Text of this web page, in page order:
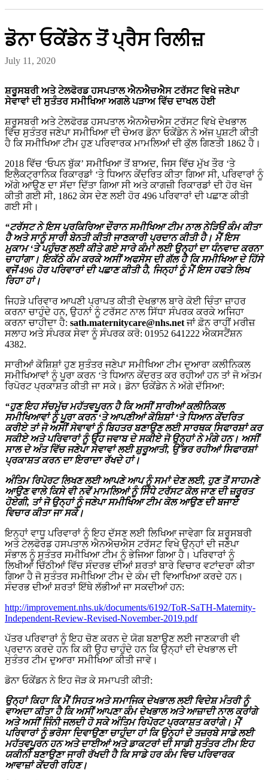
ਡੋਨਾ ਓਕੇਂਡੇਨ ਤੋਂ ਪ੍ਰੈਸ ਰਿਲੀਜ਼
July 11, 2020
ਸ਼ਰੂਸਬਰੀ ਅਤੇ ਟੇਲਫੋਰਡ ਹਸਪਤਾਲ ਐਨਐਚਐਸ ਟਰੱਸਟ ਵਿਖੇ ਜਣੇਪਾ
ਸੇਵਾਵਾਂ ਦੀ ਸੁਤੰਤਰ ਸਮੀਖਿਆ ਅਗਲੇ ਪੜਾਅ ਵਿੱਚ ਦਾਖਲ ਹੋਈ
ਸ਼ਰੂਸਬਰੀ ਅਤੇ ਟੇਲਫੋਰਡ ਹਸਪਤਾਲ ਐਨਐਚਐਸ ਟਰੱਸਟ ਵਿਖੇ ਦੇਖਭਾਲ
ਵਿੱਚ ਸੁਤੰਤਰ ਜਣੇਪਾ ਸਮੀਖਿਆ ਦੀ ਚੇਅਰ ਡੋਨਾ ਓਕੇਂਡੇਨ ਨੇ ਅੱਜ ਪੁਸ਼ਟੀ ਕੀਤੀ
ਹੈ ਕਿ ਸਮੀਖਿਆ ਟੀਮ ਹੁਣ ਪਰਿਵਾਰਕ ਮਾਮਲਿਆਂ ਦੀ ਕੁੱਲ ਗਿਣਤੀ 1862 ਹੈ।
2018 ਵਿੱਚ ‘ਓਪਨ ਬੁੱਕ’ ਸਮੀਖਿਆ ਤੋਂ ਬਾਅਦ, ਜਿਸ ਵਿੱਚ ਮੁੱਖ ਤੌਰ ‘ਤੇ
ਇਲੈਕਟ੍ਰਾਨਿਕ ਰਿਕਾਰਡਾਂ ‘ਤੇ ਧਿਆਨ ਕੇਂਦਰਿਤ ਕੀਤਾ ਗਿਆ ਸੀ, ਪਰਿਵਾਰਾਂ ਨੂੰ
ਅੱਗੇ ਆਉਣ ਦਾ ਸੱਦਾ ਦਿੱਤਾ ਗਿਆ ਸੀ ਅਤੇ ਕਾਗਜ਼ੀ ਰਿਕਾਰਡਾਂ ਦੀ ਹੋਰ ਖੋਜ
ਕੀਤੀ ਗਈ ਸੀ, 1862 ਕੇਸ ਦੇਣ ਲਈ ਹੋਰ 496 ਪਰਿਵਾਰਾਂ ਦੀ ਪਛਾਣ ਕੀਤੀ
ਗਈ ਸੀ।
“ਟਰੱਸਟ ਨੇ ਇਸ ਪ੍ਰਕਿਰਿਆ ਦੌਰਾਨ ਸਮੀਖਿਆ ਟੀਮ ਨਾਲ ਨੇੜਿਓਂ ਕੰਮ ਕੀਤਾ
ਹੈ ਅਤੇ ਸਾਨੂੰ ਸਾਰੀ ਬੇਨਤੀ ਕੀਤੀ ਜਾਣਕਾਰੀ ਪ੍ਰਦਾਨ ਕੀਤੀ ਹੈ। ਮੈਂ ਇਸ
ਮੁਕਾਮ ‘ਤੇ ਪਹੁੰਚਣ ਲਈ ਕੀਤੇ ਗਏ ਸਾਰੇ ਕੰਮਾਂ ਲਈ ਉਨ੍ਹਾਂ ਦਾ ਧੰਨਵਾਦ ਕਰਨਾ
ਚਾਹਾਂਗਾ। ਇਕੱਠੇ ਕੰਮ ਕਰਕੇ ਅਸੀਂਅਫਸੋਸ ਦੀ ਗੱਲ ਹੈ ਕਿ ਸਮੀਖਿਆ ਦੇ ਹਿੱਸੇ
ਵਜੋਂ 496 ਹੋਰ ਪਰਿਵਾਰਾਂ ਦੀ ਪਛਾਣ ਕੀਤੀ ਹੈ, ਜਿਨ੍ਹਾਂ ਨੂੰ ਮੈਂ ਇਸ ਹਫਤੇ ਲਿਖ
ਰਿਹਾ ਹਾਂ।
ਜਿਹੜੇ ਪਰਿਵਾਰ ਆਪਣੀ ਪ੍ਰਾਪਤ ਕੀਤੀ ਦੇਖਭਾਲ ਬਾਰੇ ਕੋਈ ਚਿੰਤਾ ਜ਼ਾਹਰ
ਕਰਨਾ ਚਾਹੁੰਦੇ ਹਨ, ਉਹਨਾਂ ਨੂੰ ਟਰੱਸਟ ਨਾਲ ਸਿੱਧਾ ਸੰਪਰਕ ਕਰਕੇ ਅਜਿਹਾ
ਕਰਨਾ ਚਾਹੀਦਾ ਹੈ: sath.maternitycare@nhs.net ਜਾਂ ਫ਼ੋਨ ਰਾਹੀਂ ਮਰੀਜ਼
ਸਲਾਹ ਅਤੇ ਸੰਪਰਕ ਸੇਵਾ ਨੂੰ ਸੰਪਰਕ ਕਰੋ: 01952 641222 ਐਕਸਟੈਂਸ਼ਨ
4382.
ਸਾਰੀਆਂ ਕੋਸ਼ਿਸ਼ਾਂ ਹੁਣ ਸੁਤੰਤਰ ਜਣੇਪਾ ਸਮੀਖਿਆ ਟੀਮ ਦੁਆਰਾ ਕਲੀਨਿਕਲ
ਸਮੀਖਿਆਵਾਂ ਨੂੰ ਪੂਰਾ ਕਰਨ ‘ਤੇ ਧਿਆਨ ਕੇਂਦਰਤ ਕਰ ਰਹੀਆਂ ਹਨ ਤਾਂ ਜੋ ਅੰਤਮ
ਰਿਪੋਰਟ ਪ੍ਰਕਾਸ਼ਤ ਕੀਤੀ ਜਾ ਸਕੇ। ਡੋਨਾ ਓਕੇਂਡੇਨ ਨੇ ਅੱਗੇ ਦੱਸਿਆ:
“ਹੁਣ ਇਹ ਸੱਚਮੁੱਚ ਮਹੱਤਵਪੂਰਨ ਹੈ ਕਿ ਅਸੀਂ ਸਾਰੀਆਂ ਕਲੀਨਿਕਲ
ਸਮੀਖਿਆਵਾਂ ਨੂੰ ਪੂਰਾ ਕਰਨ ‘ਤੇ ਆਪਣੀਆਂ ਕੋਸ਼ਿਸ਼ਾਂ ‘ਤੇ ਧਿਆਨ ਕੇਂਦਰਿਤ
ਕਰੀਏ ਤਾਂ ਜੋ ਅਸੀਂ ਸੇਵਾਵਾਂ ਨੂੰ ਬਿਹਤਰ ਬਣਾਉਣ ਲਈ ਸਾਰਥਕ ਸਿਫਾਰਸ਼ਾਂ ਕਰ
ਸਕੀਏ ਅਤੇ ਪਰਿਵਾਰਾਂ ਨੂੰ ਉਹ ਜਵਾਬ ਦੇ ਸਕੀਏ ਜੋ ਉਨ੍ਹਾਂ ਨੇ ਮੰਗੇ ਹਨ। ਅਸੀਂ
ਸਾਲ ਦੇ ਅੰਤ ਵਿੱਚ ਜਣੇਪਾ ਸੇਵਾਵਾਂ ਲਈ ਸ਼ੁਰੂਆਤੀ, ਉੱਭਰ ਰਹੀਆਂ ਸਿਫਾਰਸ਼ਾਂ
ਪ੍ਰਕਾਸ਼ਤ ਕਰਨ ਦਾ ਇਰਾਦਾ ਰੱਖਦੇ ਹਾਂ।
ਅੰਤਿਮ ਰਿਪੋਰਟ ਲਿਖਣ ਲਈ ਆਪਣੇ ਆਪ ਨੂੰ ਸਮਾਂ ਦੇਣ ਲਈ, ਹੁਣ ਤੋਂ ਸਾਹਮਣੇ
ਆਉਣ ਵਾਲੇ ਕਿਸੇ ਵੀ ਨਵੇਂ ਮਾਮਲਿਆਂ ਨੂੰ ਸਿੱਧੇ ਟਰੱਸਟ ਕੋਲ ਜਾਣ ਦੀ ਜ਼ਰੂਰਤ
ਹੋਏਗੀ, ਤਾਂ ਜੋ ਉਨ੍ਹਾਂ ਨੂੰ ਜਣੇਪਾ ਸਮੀਖਿਆ ਟੀਮ ਕੋਲ ਆਉਣ ਦੀ ਬਜਾਏ
ਵਿਚਾਰ ਕੀਤਾ ਜਾ ਸਕੇ।
ਇਨ੍ਹਾਂ ਵਾਧੂ ਪਰਿਵਾਰਾਂ ਨੂੰ ਇਹ ਦੱਸਣ ਲਈ ਲਿਖਿਆ ਜਾਵੇਗਾ ਕਿ ਸ਼ਰੂਸਬਰੀ
ਅਤੇ ਟੇਲਫੋਰਡ ਹਸਪਤਾਲ ਐਨਐਚਐਸ ਟਰੱਸਟ ਵਿਖੇ ਉਨ੍ਹਾਂ ਦੀ ਜਣੇਪਾ
ਸੰਭਾਲ ਨੂੰ ਸੁਤੰਤਰ ਸਮੀਖਿਆ ਟੀਮ ਨੂੰ ਭੇਜਿਆ ਗਿਆ ਹੈ। ਪਰਿਵਾਰਾਂ ਨੂੰ
ਲਿਖੀਆਂ ਚਿੱਠੀਆਂ ਵਿੱਚ ਸੰਦਰਭ ਦੀਆਂ ਸ਼ਰਤਾਂ ਬਾਰੇ ਵਿਚਾਰ ਵਟਾਂਦਰਾ ਕੀਤਾ
ਗਿਆ ਹੈ ਜੋ ਸੁਤੰਤਰ ਸਮੀਖਿਆ ਟੀਮ ਦੇ ਕੰਮ ਦੀ ਵਿਆਖਿਆ ਕਰਦੇ ਹਨ।
ਸੰਦਰਭ ਦੀਆਂ ਸ਼ਰਤਾਂ ਇੱਥੇ ਲੱਭੀਆਂ ਜਾ ਸਕਦੀਆਂ ਹਨ:
http://improvement.nhs.uk/documents/6192/ToR-SaTH-Maternity-
Independent-Review-Revised-November-2019.pdf
ਪੱਤਰ ਪਰਿਵਾਰਾਂ ਨੂੰ ਇਹ ਚੋਣ ਕਰਨ ਦੇ ਯੋਗ ਬਣਾਉਣ ਲਈ ਜਾਣਕਾਰੀ ਵੀ
ਪ੍ਰਦਾਨ ਕਰਦੇ ਹਨ ਕਿ ਕੀ ਉਹ ਚਾਹੁੰਦੇ ਹਨ ਕਿ ਉਨ੍ਹਾਂ ਦੀ ਦੇਖਭਾਲ ਦੀ
ਸੁਤੰਤਰ ਟੀਮ ਦੁਆਰਾ ਸਮੀਖਿਆ ਕੀਤੀ ਜਾਵੇ।
ਡੋਨਾ ਓਕੇਂਡਨ ਨੇ ਇਹ ਜੋੜ ਕੇ ਸਮਾਪਤੀ ਕੀਤੀ:
ਉਨ੍ਹਾਂ ਕਿਹਾ ਕਿ ਮੈਂ ਸਿਹਤ ਅਤੇ ਸਮਾਜਿਕ ਦੇਖਭਾਲ ਲਈ ਵਿਦੇਸ਼ ਮੰਤਰੀ ਨੂੰ
ਵਾਅਦਾ ਕੀਤਾ ਹੈ ਕਿ ਅਸੀਂ ਆਪਣਾ ਕੰਮ ਦੇਖਭਾਲ ਅਤੇ ਆਜ਼ਾਦੀ ਨਾਲ ਕਰਾਂਗੇ
ਅਤੇ ਅਸੀਂ ਜਿੰਨੀ ਜਲਦੀ ਹੋ ਸਕੇ ਅੰਤਿਮ ਰਿਪੋਰਟ ਪ੍ਰਕਾਸ਼ਤ ਕਰਾਂਗੇ। ਮੈਂ
ਪਰਿਵਾਰਾਂ ਨੂੰ ਭਰੋਸਾ ਦਿਵਾਉਣਾ ਚਾਹੁੰਦਾ ਹਾਂ ਕਿ ਉਨ੍ਹਾਂ ਦੇ ਤਜ਼ਰਬੇ ਸਾਡੇ ਲਈ
ਮਹੱਤਵਪੂਰਨ ਹਨ ਅਤੇ ਦਾਈਆਂ ਅਤੇ ਡਾਕਟਰਾਂ ਦੀ ਸਾਡੀ ਸੁਤੰਤਰ ਟੀਮ ਇਹ
ਯਕੀਨੀ ਬਣਾਉਣਾ ਜਾਰੀ ਰੱਖਦੀ ਹੈ ਕਿ ਸਾਡੇ ਹਰ ਕੰਮ ਵਿਚ ਪਰਿਵਾਰਕ
ਆਵਾਜ਼ਾਂ ਕੇਂਦਰੀ ਰਹਿਣ।